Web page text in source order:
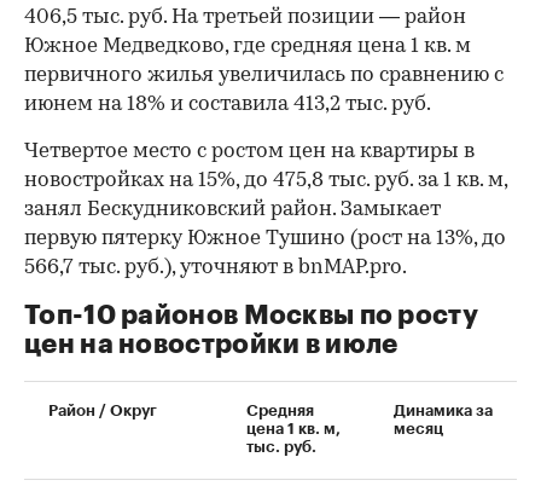
406,5 тыс. руб. На третьей позиции — район
Южное Медведково, где средняя цена 1 кв. м
первичного жилья увеличилась по сравнению с
июнем на 18% и составила 413,2 тыс. руб.
00:00 / 00:00
Четвертое место с ростом цен на квартиры в
новостройках на 15%, до 475,8 тыс. руб. за 1 кв. м,
занял Бескудниковский район. Замыкает
первую пятерку Южное Тушино (рост на 13%, до
566,7 тыс. руб.), уточняют в bnMAP.pro.
Топ-10 районов Москвы по росту
цен на новостройки в июле
Район / Округ
Средняя
цена 1 кв. м,
тыс. руб.
Динамика за
месяц